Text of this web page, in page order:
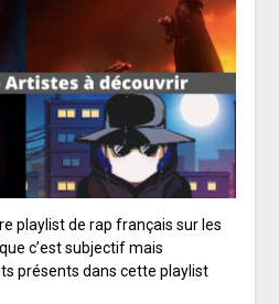
playlist de rap français sur les
c’est subjectif mais
présents dans cette playlist